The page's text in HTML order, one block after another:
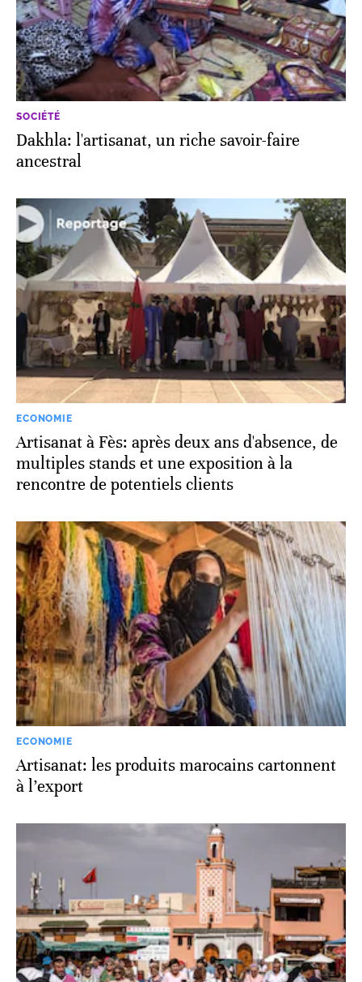
SOCIÉTÉ
Dakhla: l'artisanat, un riche savoir-faire
ancestral
ECONOMIE
Artisanat à Fès: après deux ans d'absence, de
multiples stands et une exposition à la
rencontre de potentiels clients
ECONOMIE
Artisanat: les produits marocains cartonnent
à l’export